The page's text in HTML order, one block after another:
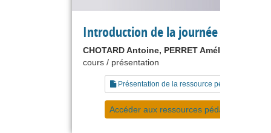
Introduction de la journée
CHOTARD Antoine, PERRET Amélie
cours / présentation
Présentation de la ressource pédagogique
Accéder aux ressources pédagogiques